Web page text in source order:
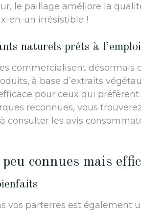
le paillage améliore la
en-un irrésistible !
naturels prêts à l’emploi
commercialisent désormais
à base d’extraits
pour ceux qui
reconnues, vous
consulter les avis
connues mais
vos parterres est également